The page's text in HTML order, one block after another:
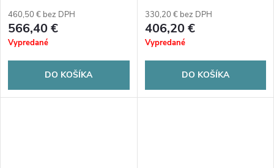
460,50 € bez DPH
566,40 €
Vypredané
DO KOŠÍKA
330,20 € bez DPH
406,20 €
Vypredané
DO KOŠÍKA